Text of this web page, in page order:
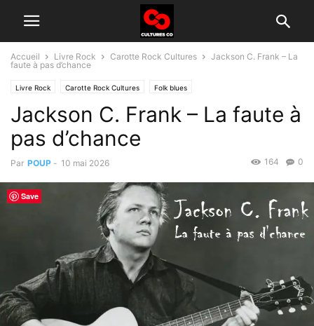
Accueil Livre Rock Carotte Rock Cultures
Jackson C. Frank – La
faute à pas d’chance
Livre Rock Carotte Rock Cultures Folk blues
Jackson C. Frank – La faute à
pas d’chance
Par POUP - 10 mai 2026 0
164
Save